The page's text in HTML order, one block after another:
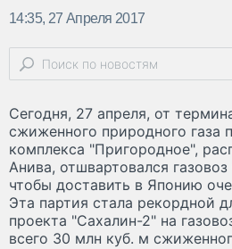
14:35, 27 Апреля 2017
Сегодня, 27 апреля, от
сжиженного природного газа
комплекса "Пригородное",
Анива, отшвартовался
чтобы доставить в Японию
Эта партия стала рекордной
проекта "Сахалин-2" на
всего 30 млн куб. м